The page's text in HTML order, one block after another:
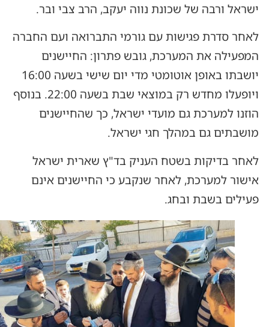
ישראל ורבה של שכונת נווה יעקב, הרב צבי ובר.
לאחר סדרת פגישות עם גורמי התברואה ועם החברה
המפעילה את המערכת, גובש פתרון: החיישנים
יושבתו באופן אוטומטי מדי יום שישי בשעה 16:00
ויופעלו מחדש רק במוצאי שבת בשעה 22:00. בנוסף
הוזנו למערכת גם מועדי ישראל, כך שהחיישנים
מושבתים גם במהלך חגי ישראל.
לאחר בדיקות בשטח העניק בד"ץ שארית ישראל
אישור למערכת, לאחר שנקבע כי החיישנים אינם
פעילים בשבת ובחג.